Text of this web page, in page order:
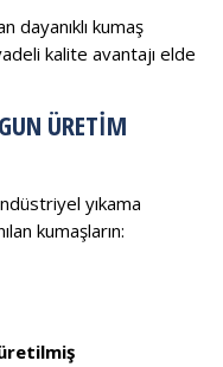
dayanıklı kumaş
kalite avantajı elde
ÜRETIM
yıkama
kumaşların: